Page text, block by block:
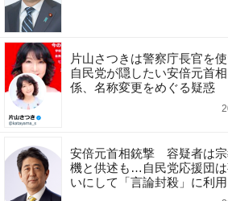
片山さつきは警察庁長官を
自民党が隠したい安倍元首
係、名称変更をめぐる疑惑
安倍元首相銃撃 容疑者は宗
機と供述も…自民党応援団
いにして「言論封殺」に利用